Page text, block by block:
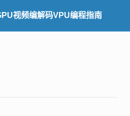
视频编解码VPU编程指南